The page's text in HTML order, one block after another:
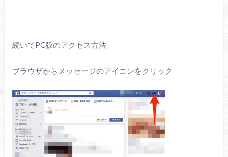
続いてPC版のアクセス方法
ブラウザからメッセージのアイコンをクリック